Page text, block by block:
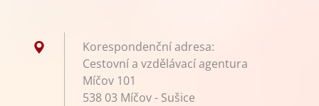
Korespondenční adresa:
Cestovní a vzdělávací agentura
Míčov 101
538 03 Míčov - Sušice